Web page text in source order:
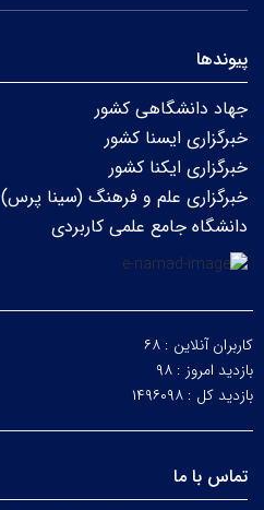
پیوندها
جهاد دانشگاهی کشور
خبرگزاری ایسنا کشور
خبرگزاری ایکنا کشور
خبرگزاری علم و فرهنگ (سینا پرس)
دانشگاه جامع علمی کاربردی
کاربران آنلاین : ۶۸
بازدید امروز : ۹۸
بازدید کل : ۱۴۹۶۰۹۸
تماس با ما